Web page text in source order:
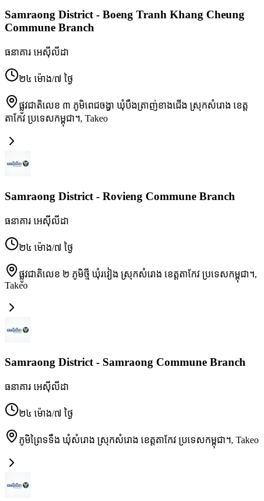
Samraong District - Boeng Tranh Khang Cheung
Commune Branch
ធនាគារ អេស៊ីលីដា
២៤ ម៉ោង/៧ ថ្ងៃ
ផ្លូវជាតិលេខ ៣ ភូមិពេជចង្វា ឃុំបឹងត្រាញ់ខាងជើង ស្រុកសំរោង ខេត្ត
តាកែវ ប្រទេសកម្ពុជា។, Takeo
Samraong District - Rovieng Commune Branch
ធនាគារ អេស៊ីលីដា
២៤ ម៉ោង/៧ ថ្ងៃ
ផ្លូវជាតិលេខ ២ ភូមិថ្មី ឃុំរវៀង ស្រុកសំរោង ខេត្តតាកែវ ប្រទេសកម្ពុជា។,
Takeo
Samraong District - Samraong Commune Branch
ធនាគារ អេស៊ីលីដា
២៤ ម៉ោង/៧ ថ្ងៃ
ភូមិព្រៃទទឹង ឃុំសំរោង ស្រុកសំរោង ខេត្តតាកែវ ប្រទេសកម្ពុជា។, Takeo